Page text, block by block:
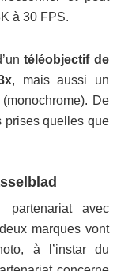
à 30 FPS.
téléobjectif de
, mais aussi un
De
prises quelles que
avec
marques vont
à l’instar du